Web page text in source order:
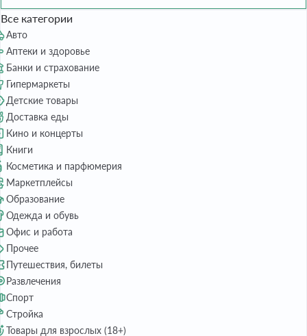
Все категории
Авто
Аптеки и здоровье
Банки и страхование
Гипермаркеты
Детские товары
Доставка еды
Кино и концерты
Книги
Косметика и парфюмерия
Маркетплейсы
Образование
Одежда и обувь
Офис и работа
Прочее
Путешествия, билеты
Развлечения
Спорт
Стройка
Товары для взрослых (18+)